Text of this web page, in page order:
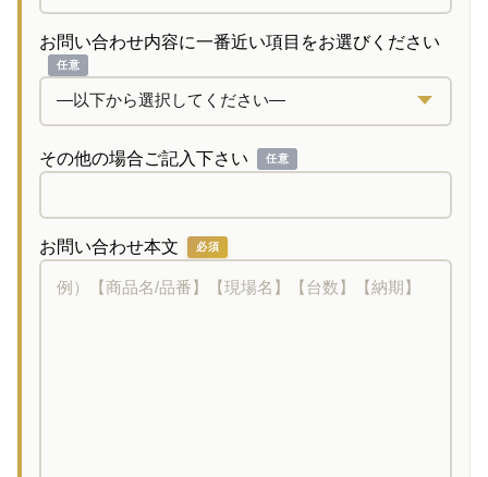
お問い合わせ内容に一番近い項目をお選びください
任意
その他の場合ご記入下さい 任意
お問い合わせ本文 必須